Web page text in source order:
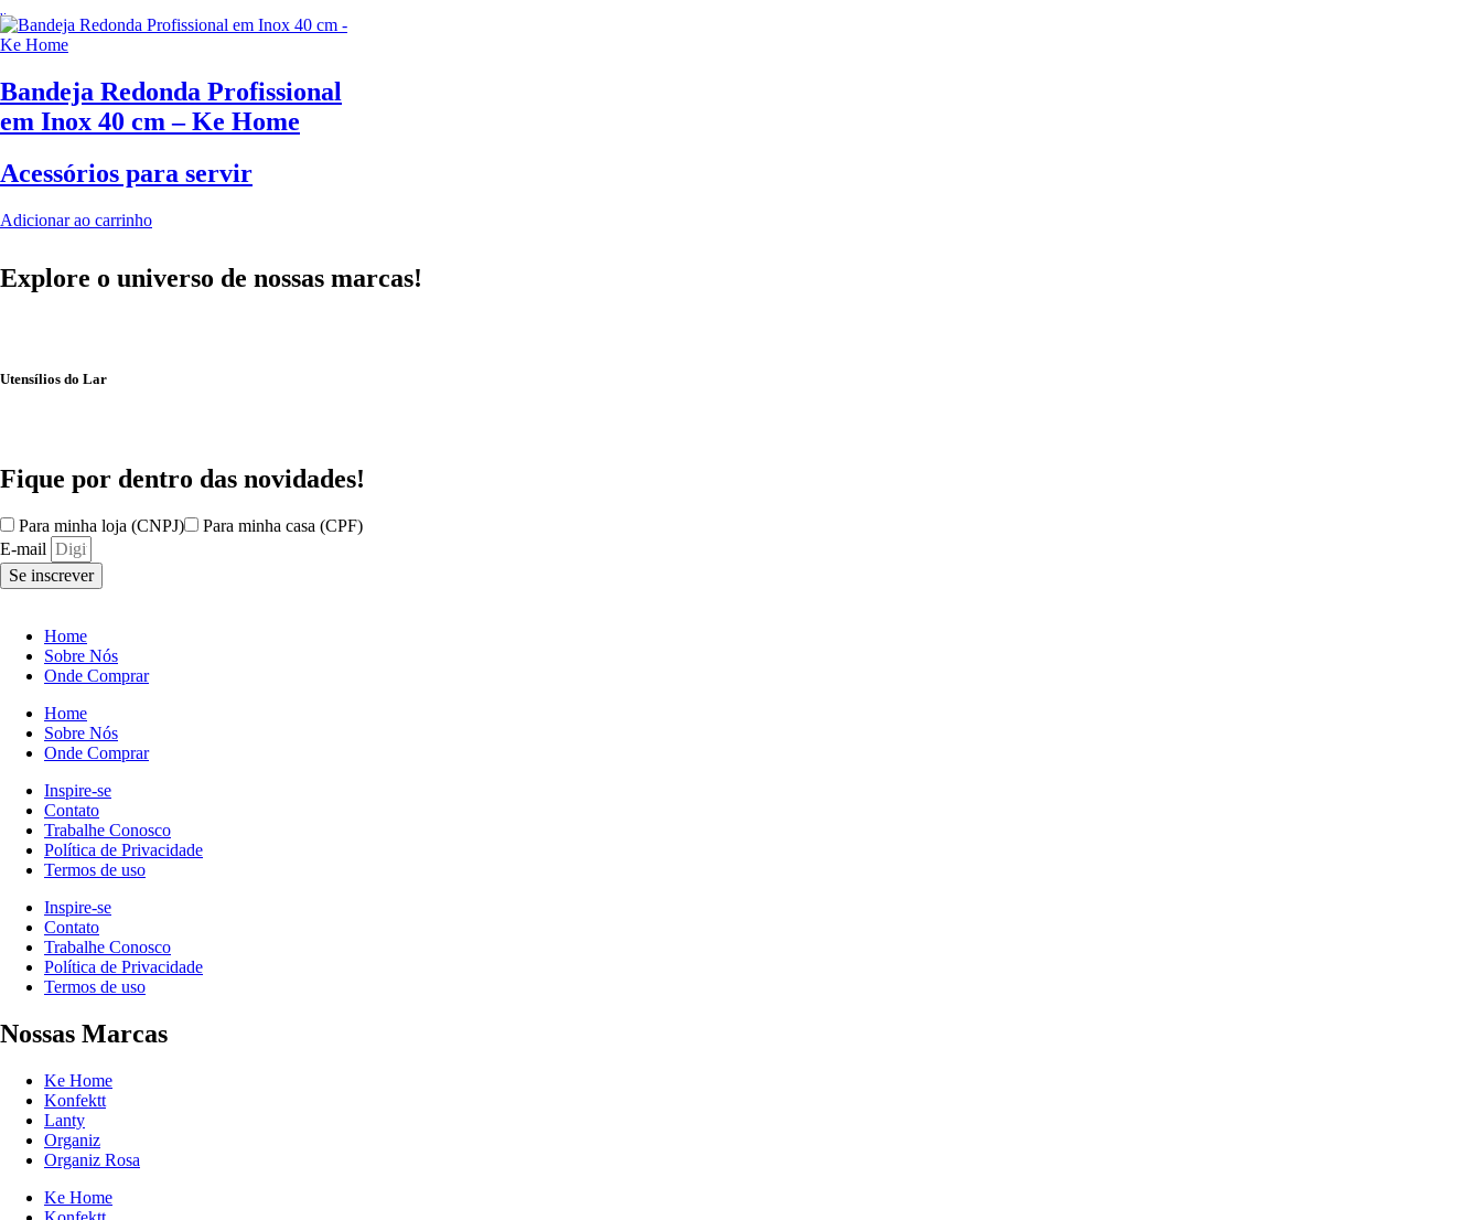
Bandeja Redonda Profissional
em Inox 40 cm – Ke Home
Acessórios para servir
Adicionar ao carrinho
Explore o universo de nossas marcas!
Utensílios do Lar
Fique por dentro das novidades!
Para minha loja (CNPJ)
Para minha casa (CPF)
E-mail
Se inscrever
Home
Sobre Nós
Onde Comprar
Home
Sobre Nós
Onde Comprar
Inspire-se
Contato
Trabalhe Conosco
Política de Privacidade
Termos de uso
Inspire-se
Contato
Trabalhe Conosco
Política de Privacidade
Termos de uso
Nossas Marcas
Ke Home
Konfektt
Lanty
Organiz
Organiz Rosa
Ke Home